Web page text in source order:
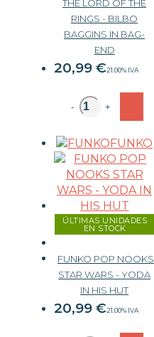
THE LORD OF THE
RINGS - BILBO
BAGGINS IN BAG-
END
20,99 €21.00% IVA
- +
FUNKO
ÚLTIMAS UNIDADES
EN STOCK
FUNKO POP NOOKS
STAR WARS - YODA
IN HIS HUT
20,99 €21.00% IVA